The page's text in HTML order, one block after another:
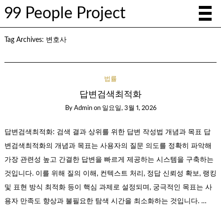
99 People Project
Tag Archives: 변호사
법률
답변검색최적화
By Admin on 일요일, 3월 1, 2026
답변검색최적화: 검색 결과 상위를 위한 답변 작성법 개념과 목표 답
변검색최적화의 개념과 목표는 사용자의 질문 의도를 정확히 파악해
가장 관련성 높고 간결한 답변을 빠르게 제공하는 시스템을 구축하는
것입니다. 이를 위해 질의 이해, 컨텍스트 처리, 정답 신뢰성 확보, 랭킹
및 표현 방식 최적화 등이 핵심 과제로 설정되며, 궁극적인 목표는 사
용자 만족도 향상과 불필요한 탐색 시간을 최소화하는 것입니다. …